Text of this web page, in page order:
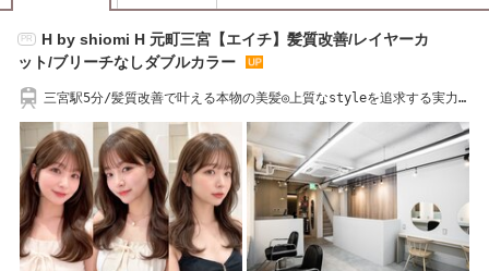
PR
H by shiomi H 元町三宮【エイチ】髪質改善/レイヤーカ
ット/ブリーチなしダブルカラー
三宮駅5分/髪質改善で叶える本物の美髪◎上質なstyleを追求する実力派